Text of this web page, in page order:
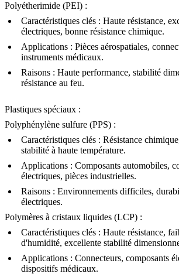
Polyétherimide (PEI) :
Caractéristiques clés : Haute résistance,
électriques, bonne résistance chimique.
Applications : Pièces aérospatiales,
instruments médicaux.
Raisons : Haute performance, stabilité
résistance au feu.
Plastiques spéciaux :
Polyphénylène sulfure (PPS) :
Caractéristiques clés : Résistance
stabilité à haute température.
Applications : Composants automobiles,
électriques, pièces industrielles.
Raisons : Environnements difficiles,
électriques.
Polymères à cristaux liquides (LCP) :
Caractéristiques clés : Haute résistance,
d'humidité, excellente stabilité
Applications : Connecteurs, composants
dispositifs médicaux.